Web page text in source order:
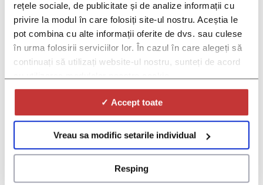
rețele sociale, de publicitate și de analize informații cu
privire la modul în care folosiți site-ul nostru. Aceștia le
pot combina cu alte informații oferite de dvs. sau culese
în urma folosirii serviciilor lor. În cazul în care alegeți să
continuați să utilizați website-ul nostru, sunteți de acord
✓ Accept toate
Vreau sa modific setarile individual
Resping
*Gender:
*By selecting the "I Agree" option
from the drop-down list below, you
give your consent for the
processing by Red Lion SRL
("Operator"), the company that
administers the DOC and DOC